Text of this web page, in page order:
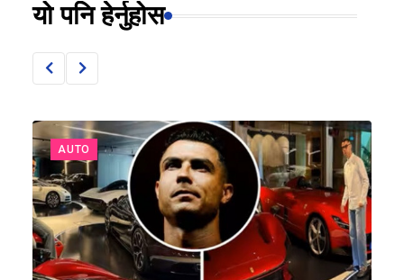
यो पनि हेर्नुहोस
AUTO